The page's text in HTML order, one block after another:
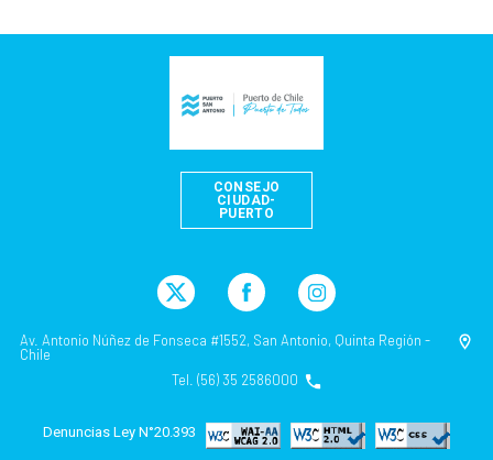
CONSEJO
CIUDAD-
PUERTO
Av. Antonio Núñez de Fonseca #1552, San Antonio, Quinta Región -
Chile
Tel. (56) 35 2586000
Denuncias Ley N°20.393